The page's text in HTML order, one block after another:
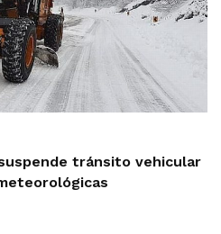
tránsito vehicular